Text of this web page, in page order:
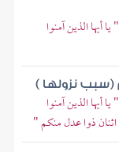
أيها الذين آمنوا
(سبب نزولها )
أيها الذين آمنوا
ذوا عدل منكم "